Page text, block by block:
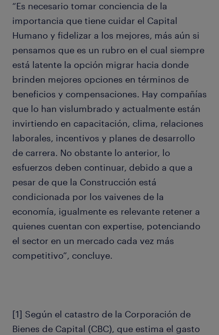
“Es necesario tomar conciencia de la
importancia que tiene cuidar el Capital
Humano y fidelizar a los mejores, más aún si
pensamos que es un rubro en el cual siempre
está latente la opción migrar hacia donde
brinden mejores opciones en términos de
beneficios y compensaciones. Hay compañías
que lo han vislumbrado y actualmente están
invirtiendo en capacitación, clima, relaciones
laborales, incentivos y planes de desarrollo
de carrera. No obstante lo anterior, lo
esfuerzos deben continuar, debido a que a
pesar de que la Construcción está
condicionada por los vaivenes de la
economía, igualmente es relevante retener a
quienes cuentan con expertise, potenciando
el sector en un mercado cada vez más
competitivo”, concluye.
[1] Según el catastro de la Corporación de
Bienes de Capital (CBC), que estima el gasto